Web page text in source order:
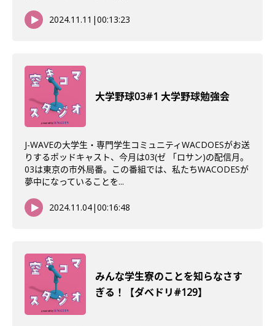
2024.11.11 |00:13:23
大学野球03#1 大学野球勉強会
J-WAVEの大学生・専門学生コミュニティWACDOESがお送
りするポッドキャスト、今月は03(ゼ 「ロサン)の配信月。
03は東京の市外局番。この番組では、私たちWACODESが
夢中になっていることを...
2024.11.04|00:16:48
みんな学生寮のことを知らなさす
ぎる！【ダべドリ#129】